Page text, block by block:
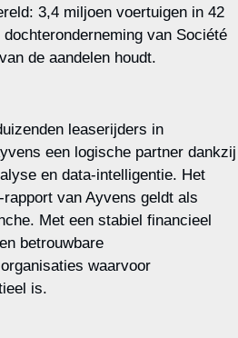
3,4 miljoen voertuigen in 42
van Société
de aandelen houdt.
leaserijders in
een logische partner dankzij
en data‑intelligentie. Het
van Ayvens geldt als
Met een stabiel financieel
betrouwbare
waarvoor
is.